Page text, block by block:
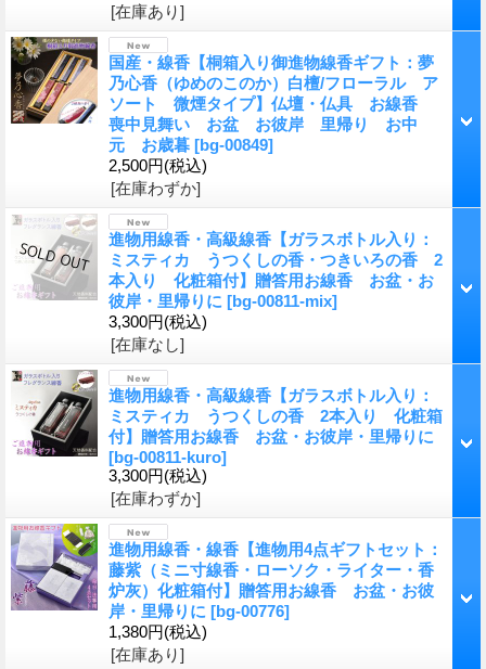
[在庫あり]
国産・線香【桐箱入り御進物線香ギフト：夢
乃心香（ゆめのこのか）白檀/フローラル ア
ソート 微煙タイプ】仏壇・仏具 お線香
喪中見舞い お盆 お彼岸 里帰り お中
元 お歳暮 [bg-00849]
2,500円(税込)
[在庫わずか]
進物用線香・高級線香【ガラスボトル入り：
ミスティカ うつくしの香・つきいろの香 2
本入り 化粧箱付】贈答用お線香 お盆・お
彼岸・里帰りに [bg-00811-mix]
3,300円(税込)
[在庫なし]
進物用線香・高級線香【ガラスボトル入り：
ミスティカ うつくしの香 2本入り 化粧箱
付】贈答用お線香 お盆・お彼岸・里帰りに
[bg-00811-kuro]
3,300円(税込)
[在庫わずか]
進物用線香・線香【進物用4点ギフトセット：
藤紫（ミニ寸線香・ローソク・ライター・香
炉灰）化粧箱付】贈答用お線香 お盆・お彼
岸・里帰りに [bg-00776]
1,380円(税込)
[在庫あり]